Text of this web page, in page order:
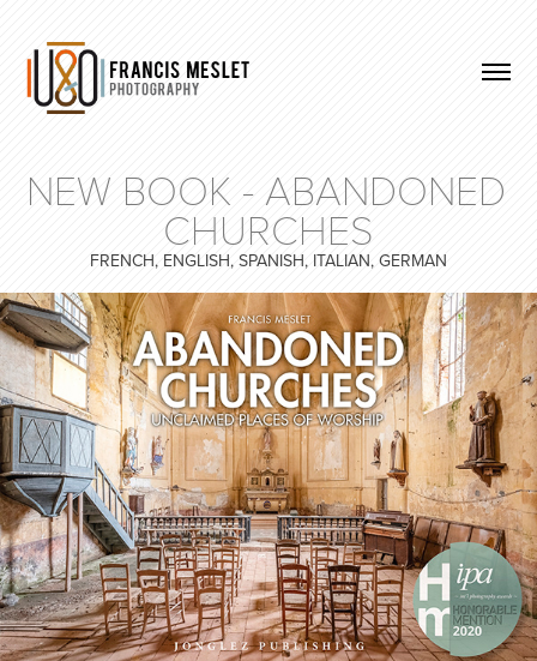
NEW BOOK - ABANDONED
CHURCHES
FRENCH, ENGLISH, SPANISH, ITALIAN, GERMAN